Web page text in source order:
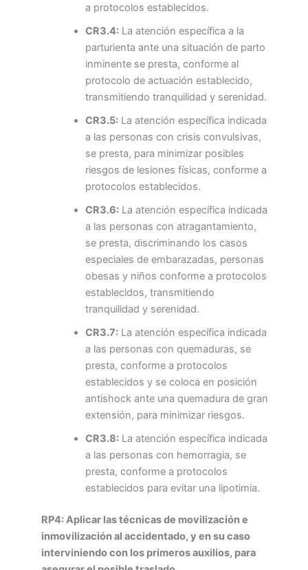
a protocolos establecidos.
CR3.4:La atención específica a la
parturienta ante una situación de parto
inminente se presta, conforme al
protocolo de actuación establecido,
transmitiendo tranquilidad y serenidad.
CR3.5:La atención específica indicada
a las personas con crisis convulsivas,
se presta, para minimizar posibles
riesgos de lesiones físicas, conforme a
protocolos establecidos.
CR3.6:La atención específica indicada
a las personas con atragantamiento,
se presta, discriminando los casos
especiales de embarazadas, personas
obesas y niños conforme a protocolos
establecidos, transmitiendo
tranquilidad y serenidad.
CR3.7:La atención específica indicada
a las personas con quemaduras, se
presta, conforme a protocolos
establecidos y se coloca en posición
antishock ante una quemadura de gran
extensión, para minimizar riesgos.
CR3.8:La atención específica indicada
a las personas con hemorragia, se
presta, conforme a protocolos
establecidos para evitar una lipotimia.
RP4: Aplicar las técnicas de movilización e
inmovilización al accidentado, y en su caso
interviniendo con los primeros auxilios, para